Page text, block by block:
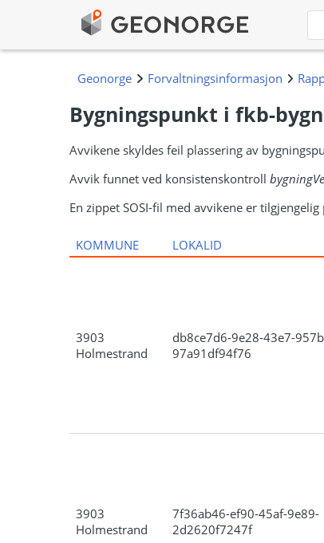
Bygningspunkt i fkb-
Avvikene skyldes feil plassering av
Avvik funnet ved konsistenskontroll
En zippet SOSI-fil med avvikene er tilgjengelig
KOMMUNE LOKALID
3903
Holmestrand
db8ce7d6-9e28-43e7-
97a91df94f76
3903
Holmestrand
7f36ab46-ef90-45af-9e89-
2d2620f7247f